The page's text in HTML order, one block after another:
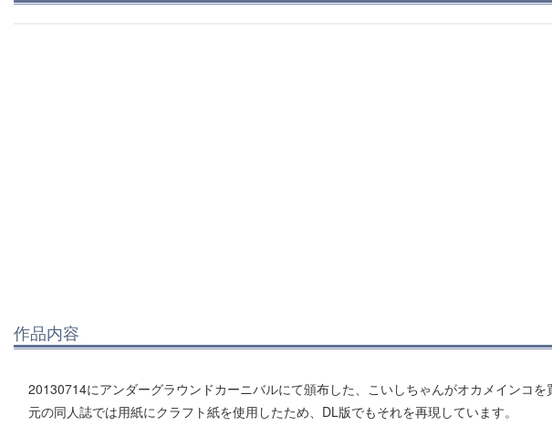
作品内容
20130714にアンダーグラウンドカーニバルにて頒布した、こいしちゃんがオカメインコを
元の同人誌では用紙にクラフト紙を使用したため、DL版でもそれを再現しています。